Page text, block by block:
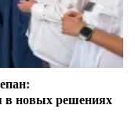
в новых решениях